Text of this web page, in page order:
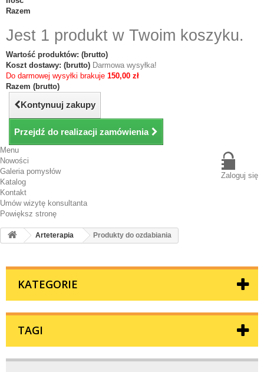
Razem
Jest 1 produkt w Twoim koszyku.
Wartość produktów: (brutto)
Koszt dostawy: (brutto) Darmowa wysyłka!
Do darmowej wysyłki brakuje 150,00 zł
Razem (brutto)
Kontynuuj zakupy
Przejdź do realizacji zamówienia
Zaloguj się
Menu
Nowości
Galeria pomysłów
Katalog
Kontakt
Umów wizytę konsultanta
Powiększ stronę
Arteterapia Produkty do ozdabiania
KATEGORIE
TAGI